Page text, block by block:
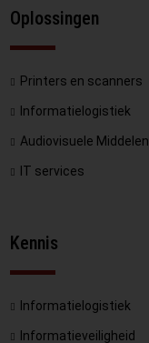
Oplossingen
Printers en scanners
Informatielogistiek
Audiovisuele Middelen
IT services
Kennis
Informatielogistiek
Informatieveiligheid